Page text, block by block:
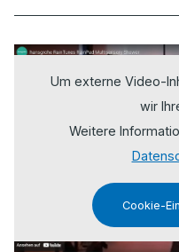
Um externe Video-
wir
Weitere
Cookie-